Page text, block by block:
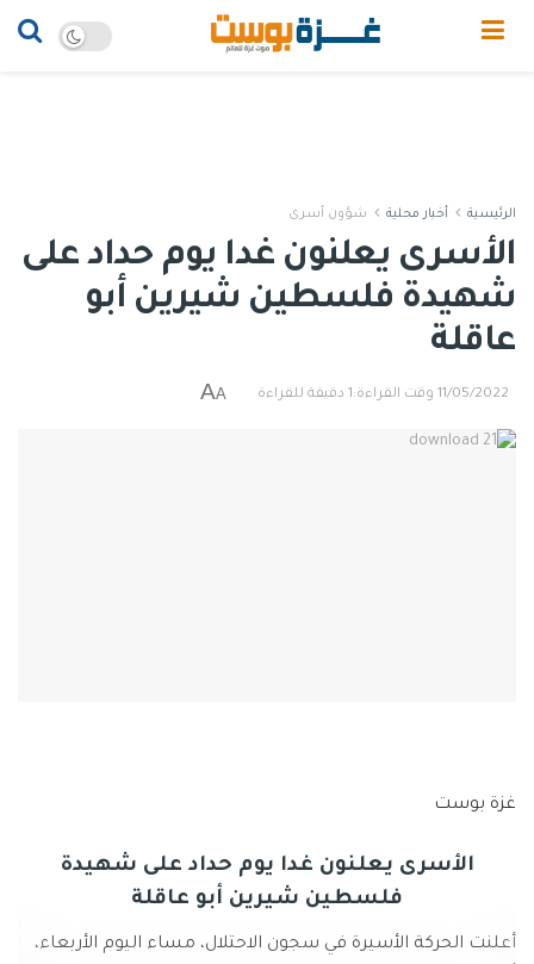
الرئيسية أخبار محلية شؤون أسرى
الأسرى يعلنون غدا يوم حداد على
شهيدة فلسطين شيرين أبو
عاقلة
11/05/2022 وقت القراءة:1 دقيقة للقراءة A
A
غزة بوست
الأسرى يعلنون غدا يوم حداد على شهيدة
فلسطين شيرين أبو عاقلة
أعلنت الحركة الأسيرة في سجون الاحتلال، مساء اليوم الأربعاء،